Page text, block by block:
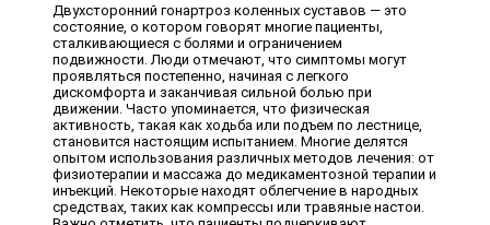
Двухсторонний гонартроз коленных суставов — это
состояние, о котором говорят многие пациенты,
сталкивающиеся с болями и ограничением
подвижности. Люди отмечают, что симптомы могут
проявляться постепенно, начиная с легкого
дискомфорта и заканчивая сильной болью при
движении. Часто упоминается, что физическая
активность, такая как ходьба или подъем по лестнице,
становится настоящим испытанием. Многие делятся
опытом использования различных методов лечения: от
физиотерапии и массажа до медикаментозной терапии и
инъекций. Некоторые находят облегчение в народных
средствах, таких как компрессы или травяные настои.